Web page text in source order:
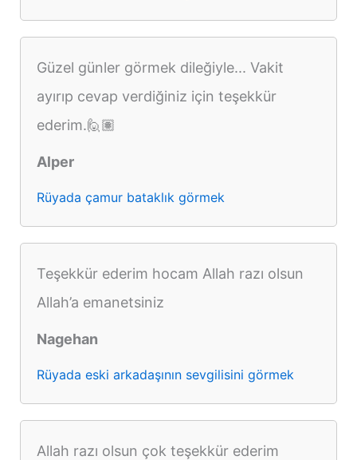
Güzel günler görmek dileğiyle... Vakit
ayırıp cevap verdiğiniz için teşekkür
ederim.🙋🏽
Alper
Rüyada çamur bataklık görmek
Teşekkür ederim hocam Allah razı olsun
Allah’a emanetsiniz
Nagehan
Rüyada eski arkadaşının sevgilisini görmek
Allah razı olsun çok teşekkür ederim